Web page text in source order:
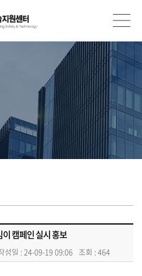
센터(K-VCAST)
캠페인 실시 홍보
성일 : 24-09-19 09:06 조회 : 464